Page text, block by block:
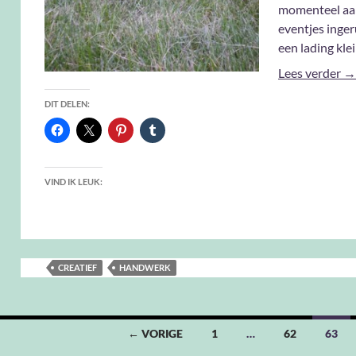
momenteel
eventjes
een lading
Lees verder →
DIT DELEN:
VIND IK LEUK:
CREATIEF HANDWERK
← VORIGE 1 … 62 63